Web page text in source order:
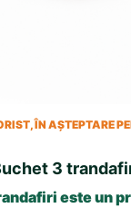
ÎN AȘTEPTARE
3
este un